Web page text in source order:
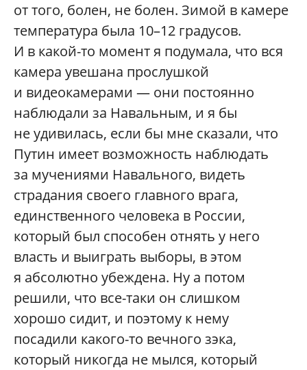
от того, болен, не болен. Зимой в камере
температура была 10–12 градусов.
И в какой-то момент я подумала, что вся
камера увешана прослушкой
и видеокамерами — они постоянно
наблюдали за Навальным, и я бы
не удивилась, если бы мне сказали, что
Путин имеет возможность наблюдать
за мучениями Навального, видеть
страдания своего главного врага,
единственного человека в России,
который был способен отнять у него
власть и выиграть выборы, в этом
я абсолютно убеждена. Ну а потом
решили, что все-таки он слишком
хорошо сидит, и поэтому к нему
посадили какого-то вечного зэка,
который никогда не мылся, который